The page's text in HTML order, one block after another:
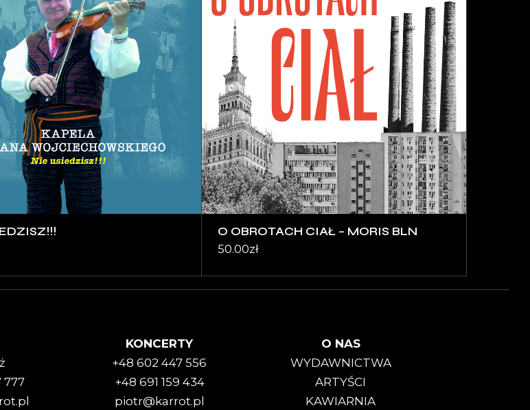
O OBROTACH CIAŁ – MORIS BLN
50.00zł
777
KONCERTY
+48 602 447 556
+48 691 159 434
piotr@karrot.pl
O NAS
WYDAWNICTWA
ARTYŚCI
KAWIARNIA